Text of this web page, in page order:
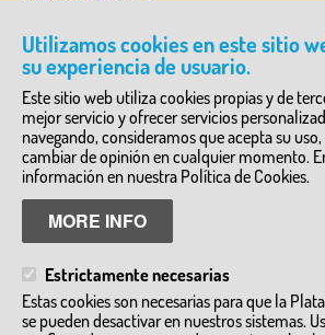
Utilizamos cookies en este sitio
su experiencia de usuario.
Este sitio web utiliza cookies propias y de
mejor servicio y ofrecer servicios
navegando, consideramos que acepta su
cambiar de opinión en cualquier momento.
información en nuestra Política de Cookies.
MORE INFO
Estrictamente necesarias
Estas cookies son necesarias para que la
se pueden desactivar en nuestros sistemas.
Historia del Arte
Ciencia y Tecnología
Literatura y Teatro
Arqueología
DIRECTORIO DE SERVICIOS
Granjas Escuela y Zoos
Empresas de turismo activo y ecoturismo
Visitas guiadas
Alojamientos y complejos de ocio
MÁS INFORMACIÓN
www.turismocastillalamancha.es